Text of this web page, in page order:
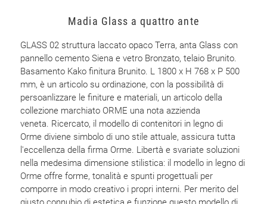
Madia Glass a quattro ante
GLASS 02 struttura laccato opaco Terra, anta Glass con
pannello cemento Siena e vetro Bronzato, telaio Brunito.
Basamento Kako finitura Brunito. L 1800 x H 768 x P 500
mm, è un articolo su ordinazione, con la possibilità di
persoanlizzare le finiture e materiali, un articolo della
collezione marchiato ORME una nota azzienda
veneta. Ricercato, il modello di contenitori in legno di
Orme diviene simbolo di uno stile attuale, assicura tutta
l'eccellenza della firma Orme. Libertà e svariate soluzioni
nella medesima dimensione stilistica: il modello in legno di
Orme offre forme, tonalità e spunti progettuali per
comporre in modo creativo i propri interni. Per merito del